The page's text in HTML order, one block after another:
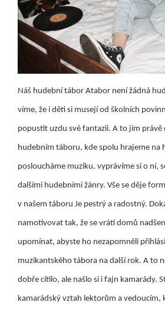
Náš hudební tábor Atabor není žádná
víme, že i děti si musejí od školních
popustit uzdu své fantazii. A to jim právě
hudebním táboru, kde spolu hrajeme na
posloucháme muziku, vyprávíme si o ní,
dalšími hudebními žánry. Vše se děje
v našem táboru Je pestrý a radostný.
namotivovat tak, že se vrátí domů
upomínat, abyste ho nezapomněli
muzikantského tábora na další rok. A to
dobře cítilo, ale našlo si i fajn kamarády.
kamarádský vztah lektorům a vedoucím,